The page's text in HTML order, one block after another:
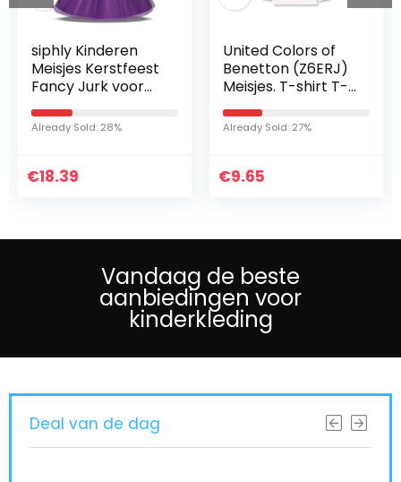
siphly Kinderen
Meisjes Kerstfeest
Fancy Jurk voor
Cosplay Festival
Prestaties
Verjaardag Bruiloft
Fotoshoot…
Already Sold: 28%
€18.39
United Colors of
Benetton (Z6ERJ)
Meisjes. T-shirt T-
SHIRT M/L
Already Sold: 27%
€9.65
Vandaag de beste
aanbiedingen voor
kinderkleding
Deal van de dag